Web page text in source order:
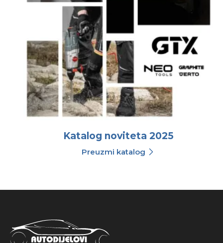
Katalog noviteta 2025
Preuzmi katalog